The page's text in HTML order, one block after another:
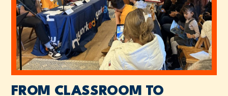
FROM CLASSROOM TO